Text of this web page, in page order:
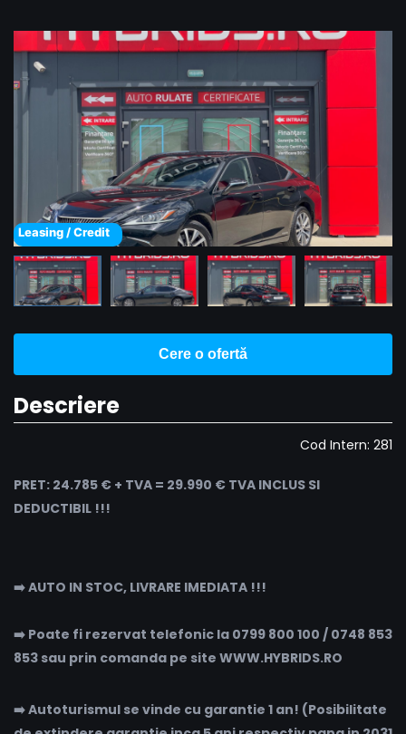
Leasing / Credit
Cere o ofertă
Descriere
Cod Intern: 281
PRET: 24.785 € + TVA = 29.990 € TVA INCLUS SI
DEDUCTIBIL !!!
➡️ AUTO IN STOC, LIVRARE IMEDIATA !!!
➡️ Poate fi rezervat telefonic la 0799 800 100 / 0748 853
853 sau prin comanda pe site WWW.HYBRIDS.RO
➡️ Autoturismul se vinde cu garantie 1 an! (Posibilitate